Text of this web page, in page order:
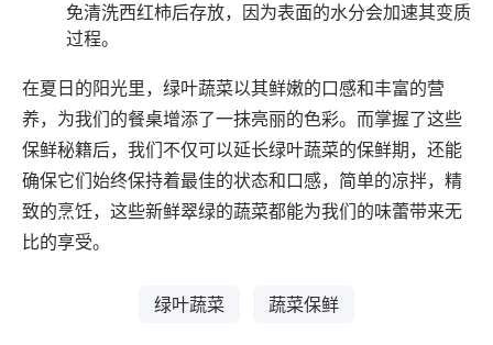
免清洗西红柿后存放，因为表面的水分会加速其变质
过程。
在夏日的阳光里，绿叶蔬菜以其鲜嫩的口感和丰富的营
养，为我们的餐桌增添了一抹亮丽的色彩。而掌握了这些
保鲜秘籍后，我们不仅可以延长绿叶蔬菜的保鲜期，还能
确保它们始终保持着最佳的状态和口感，简单的凉拌，精
致的烹饪，这些新鲜翠绿的蔬菜都能为我们的味蕾带来无
比的享受。
绿叶蔬菜 蔬菜保鲜